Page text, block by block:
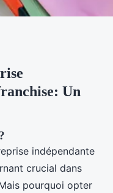
franchise
Un
indépendante
crucial dans
pourquoi opter